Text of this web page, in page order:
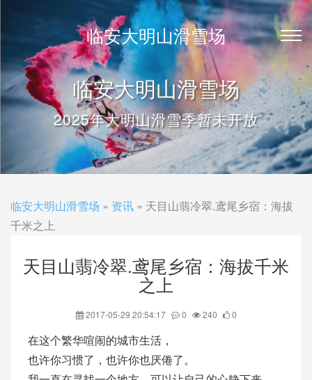
临安大明山滑雪场
临安大明山滑雪场
2025年大明山滑雪季暂未开放
临安大明山滑雪场 » 资讯 » 天目山翡冷翠.鸢尾乡宿：海拔
千米之上
天目山翡冷翠.鸢尾乡宿：海拔千米
之上
2017-05-29 20:54:17 0 240 0
在这个繁华喧闹的城市生活，
也许你习惯了，也许你也厌倦了。